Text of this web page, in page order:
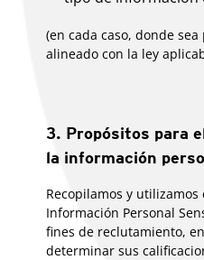
(en cada caso, donde
alineado con la ley
3. Propósitos para
la información
Recopilamos y
Información Personal
fines de reclutamiento,
determinar sus